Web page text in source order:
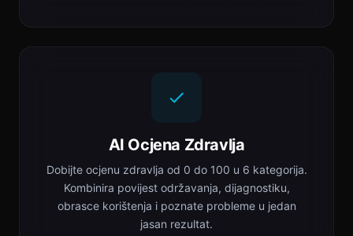
AI Ocjena Zdravlja
Dobijte ocjenu zdravlja od 0 do 100 u 6 kategorija.
Kombinira povijest održavanja, dijagnostiku,
obrasce korištenja i poznate probleme u jedan
jasan rezultat.